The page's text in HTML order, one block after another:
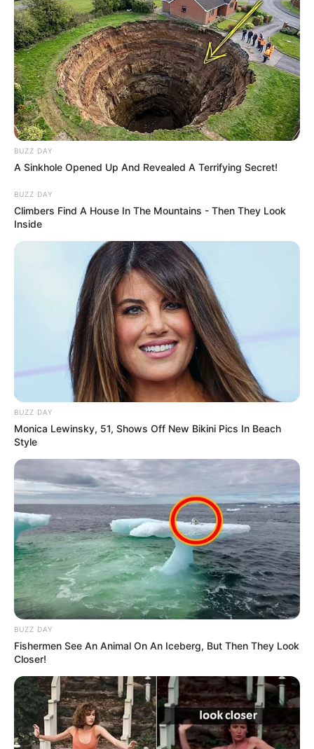
Why this ordinary drink is the secret to feeling your
best every day
CTA FAVORITE
Disney Princesses: Which Live-Action Version Do
Films To Make You Question Everything You Know
About Cinema
BRAINBERRIES
BUZZ DAY
A Sinkhole Opened Up And Revealed A Terrifying Secret!
BUZZ DAY
Climbers Find A House In The Mountains - Then They Look
Inside
BUZZ DAY
Monica Lewinsky, 51, Shows Off New Bikini Pics In Beach
Style
BUZZ DAY
Fishermen See An Animal On An Iceberg, But Then They Look
Closer!